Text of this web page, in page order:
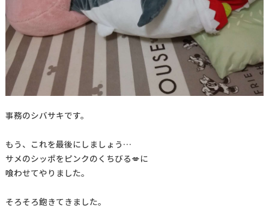
事務のシバサキです。
もう、これを最後にしましょう…
サメのシッポをピンクのくちびる💋に
喰わせてやりました。
そろそろ飽きてきました。